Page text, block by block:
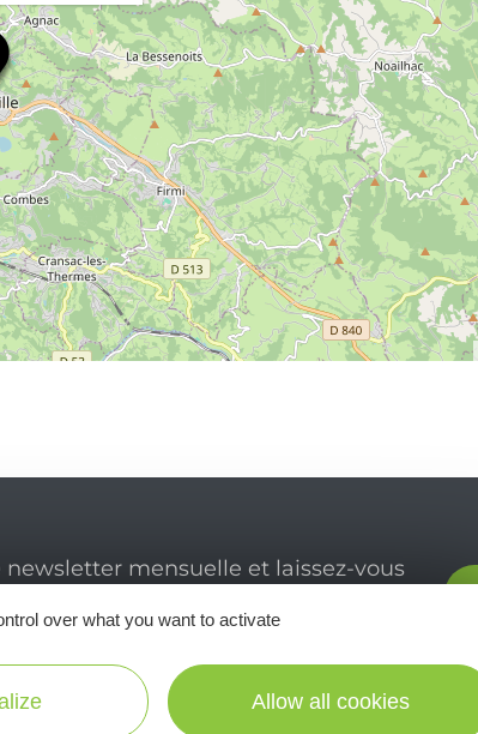
mensuelle et laissez-vous
over what you want to activate
Allow all cookies